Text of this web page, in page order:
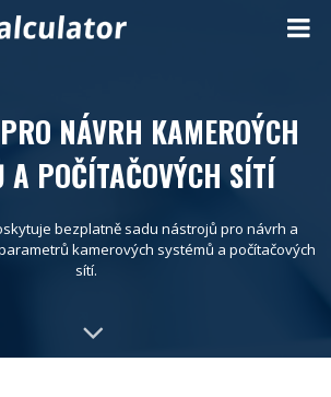
NÁVRH KAMEROÝCH
A POČÍTAČOVÝCH SÍTÍ
bezplatně sadu nástrojů pro návrh a
kamerových systémů a počítačových
sítí.